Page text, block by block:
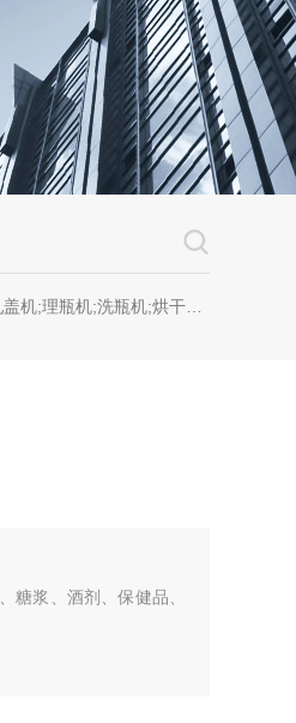
机;烘干机;套标机;喷码机;贴标机
糖浆、酒剂、保健品、